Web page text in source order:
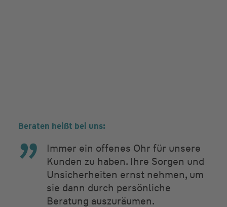
Beraten heißt bei uns:
Immer ein offenes Ohr für unsere
Kunden zu haben. Ihre Sorgen und
Unsicherheiten ernst nehmen, um
sie dann durch persönliche
Beratung auszuräumen.